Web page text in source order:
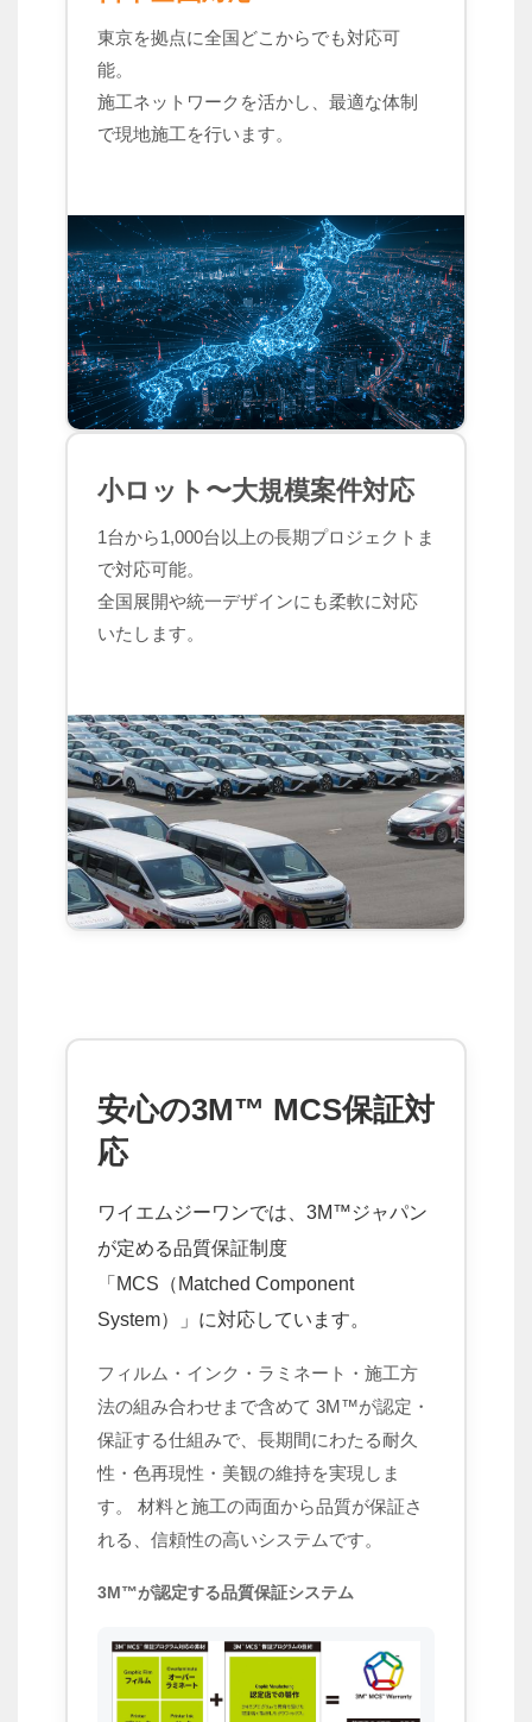
東京を拠点に全国どこからでも対応可
能。
施工ネットワークを活かし、最適な体制
で現地施工を行います。
小ロット〜大規模案件対応
1台から1,000台以上の長期プロジェクトま
で対応可能。
全国展開や統一デザインにも柔軟に対応
いたします。
安心の3M™ MCS保証対
応
ワイエムジーワンでは、3M™ジャパン
が定める品質保証制度
「MCS（Matched Component
System）」に対応しています。
フィルム・インク・ラミネート・施工方
法の組み合わせまで含めて 3M™が認定・
保証する仕組みで、長期間にわたる耐久
性・色再現性・美観の維持を実現しま
す。 材料と施工の両面から品質が保証さ
れる、信頼性の高いシステムです。
3M™が認定する品質保証システム